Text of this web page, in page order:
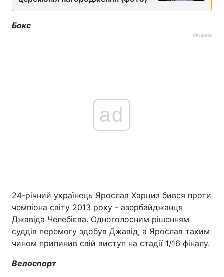
Бокс
Реклама
ad
24-річний українець Ярослав Харциз бився проти
чемпіона світу 2013 року - азербайджанця
Джавіда Челебієва. Одноголосним рішенням
суддів перемогу здобув Джавід, а Ярослав таким
чином припинив свій виступ на стадії 1/16 фіналу.
Велоспорт